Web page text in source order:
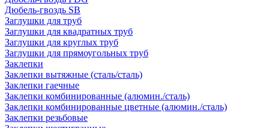
Дюбель-гвоздь SB
Заглушки для труб
Заглушки для квадратных труб
Заглушки для круглых труб
Заглушки для прямоугольных труб
Заклепки
Заклепки вытяжные (сталь/сталь)
Заклепки гаечные
Заклепки комбинированные (алюмин./сталь)
Заклепки комбинированные цветные (алюмин./сталь)
Заклепки резьбовые